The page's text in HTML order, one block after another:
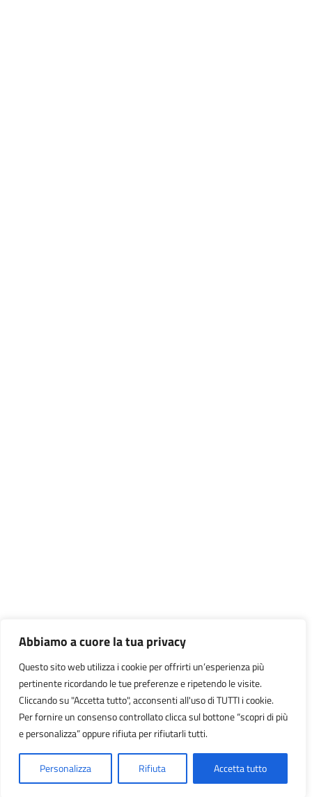
Abbiamo a cuore la tua privacy
Questo sito web utilizza i cookie per offrirti un’esperienza più
pertinente ricordando le tue preferenze e ripetendo le visite.
Cliccando su "Accetta tutto", acconsenti all'uso di TUTTI i cookie.
Per fornire un consenso controllato clicca sul bottone “scopri di più
e personalizza” oppure rifiuta per rifiutarli tutti.
Personalizza Rifiuta Accetta tutto